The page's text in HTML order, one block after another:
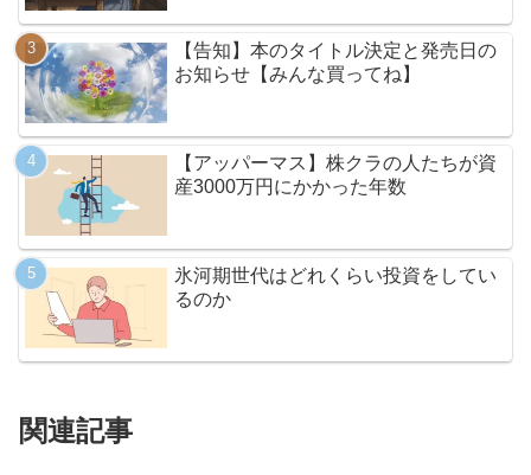
【告知】本のタイトル決定と発売日の
お知らせ【みんな買ってね】
【アッパーマス】株クラの人たちが資
産3000万円にかかった年数
氷河期世代はどれくらい投資をしてい
るのか
関連記事